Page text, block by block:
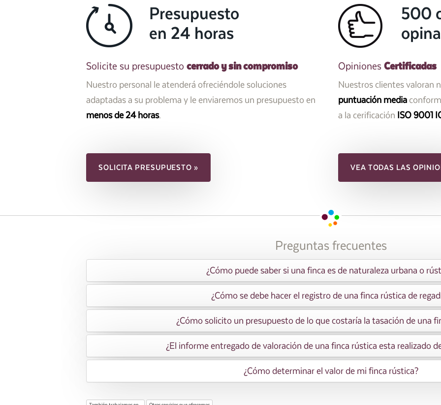
Presupuesto
en 24 horas
Solicite su presupuesto cerrado y sin compromiso
Nuestro personal le atenderá ofreciéndole soluciones
adaptadas a su problema y le enviaremos un presupuesto en
menos de 24 horas.
SOLICITA PRESUPUESTO »
500
Opiniones Certificadas
Nuestros clientes valoran
puntuación media
a la cerificación ISO 9001
VEA TODAS LAS
Preguntas frecuentes
¿Cómo puede saber si una finca es de naturaleza urbana o
¿Cómo se debe hacer el registro de una finca rústica de
¿Cómo solicito un presupuesto de lo que costaría la tasación de una
¿El informe entregado de valoración de una finca rústica esta realizado
¿Cómo determinar el valor de mi finca rústica?